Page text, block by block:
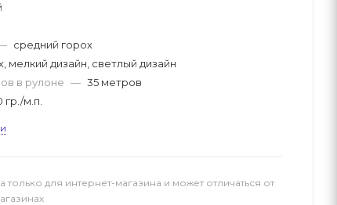
средний горох
мелкий дизайн, светлый дизайн
в рулоне — 35 метров
гр./м.п.
только для интернет-магазина и может отличаться от